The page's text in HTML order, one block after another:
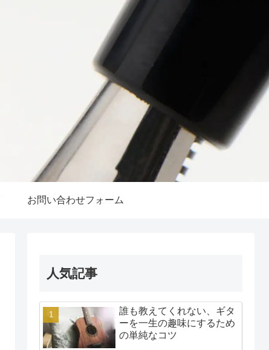
お問い合わせフォーム
人気記事
誰も教えてくれない、ギタ
ーを一生の趣味にするため
の単純なコツ